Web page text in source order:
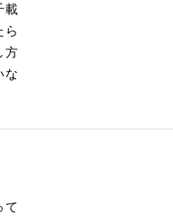
載
ら
方
な
て